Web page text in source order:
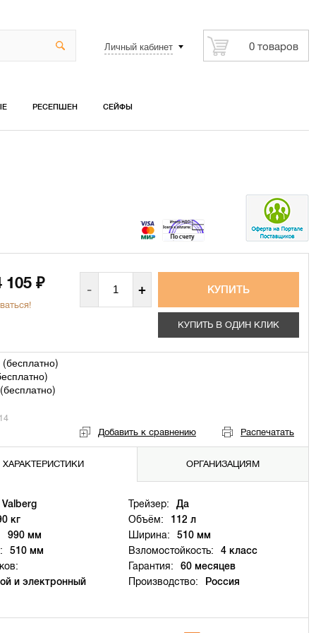
Личный кабинет 0 товаров
РЕСЕПШЕН СЕЙФЫ
105 ₽ - +
КУПИТЬ В ОДИН КЛИК
(бесплатно)
)
бесплатно)
Добавить к сравнению Распечатать
ХАРАКТЕРИСТИКИ ОРГАНИЗАЦИЯМ
Valberg Трейзер:
Да
кг
Объём:
112 л
990 мм Ширина:
510 мм
510 мм Взломостойкость:
4 класс
и электронный
Гарантия:
60 месяцев
Производство:
Россия